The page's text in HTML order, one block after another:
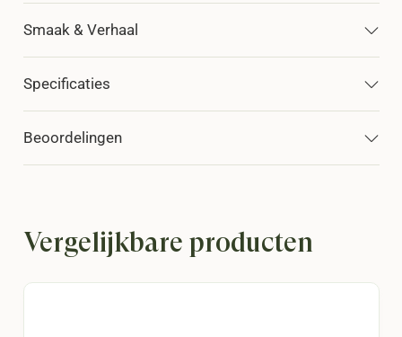
Smaak & Verhaal
Specificaties
Beoordelingen
Vergelijkbare producten